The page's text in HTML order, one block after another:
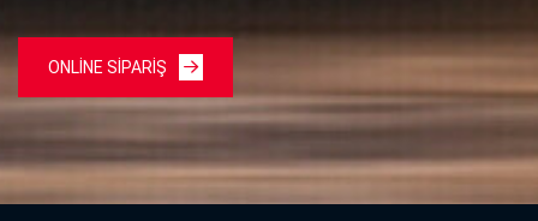
ONLİNE SİPARİŞ